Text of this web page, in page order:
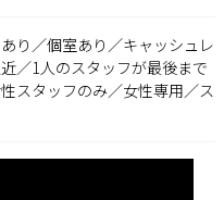
り／個室あり／キャッシュレ
／1人のスタッフが最後まで
スタッフのみ／女性専用／ス